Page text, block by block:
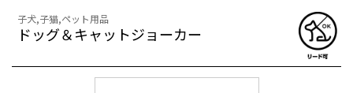
子犬,子猫,ペット用品
ドッグ＆キャットジョーカー